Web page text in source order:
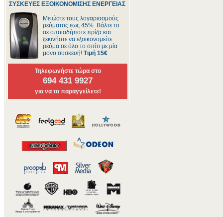
ΣΥΣΚΕΥΕΣ ΕΞΟΙΚΟΝΟΜΙΣΗΣ ΕΝΕΡΓΕΙΑΣ
Μειώστε τους λογαριασμούς
ρεύματος εως 45%. Βάλτε το
σε οποιαδήποτε πρίζα και
ξεκινήστε να εξοικονομείτε
ρεύμα σε όλο το σπίτι με μία
μονο συσκευή! Τιμή 15€
Τηλεφωνήστε τώρα στο
694 431 9927
για να τα παραγγείλετε!